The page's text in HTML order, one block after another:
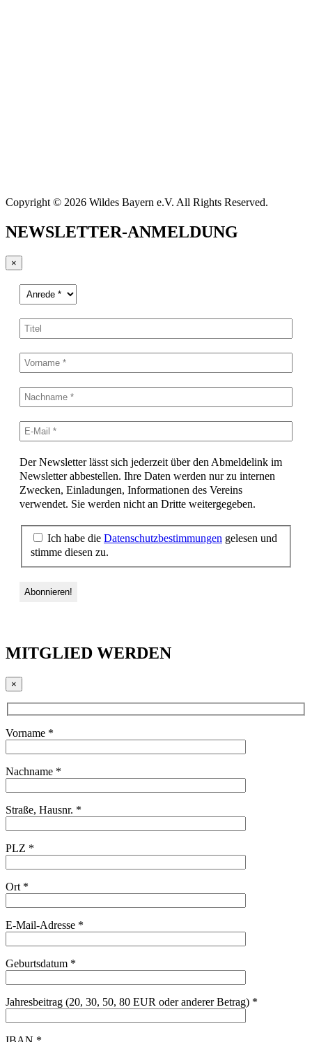
Copyright © 2026 Wildes Bayern e.V. All Rights Reserved.
NEWSLETTER-ANMELDUNG
×
Der Newsletter lässt sich jederzeit über den Abmeldelink im
Newsletter abbestellen. Ihre Daten werden nur zu internen
Zwecken, Einladungen, Informationen des Vereins
verwendet. Sie werden nicht an Dritte weitergegeben.
Ich habe die Datenschutzbestimmungen gelesen und
stimme diesen zu.
MITGLIED WERDEN
×
Vorname *
Nachname *
Straße, Hausnr. *
PLZ *
Ort *
E-Mail-Adresse *
Geburtsdatum *
Jahresbeitrag (20, 30, 50, 80 EUR oder anderer Betrag) *